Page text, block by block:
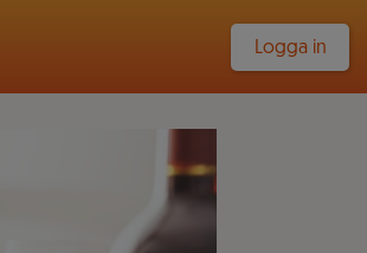
Logga in